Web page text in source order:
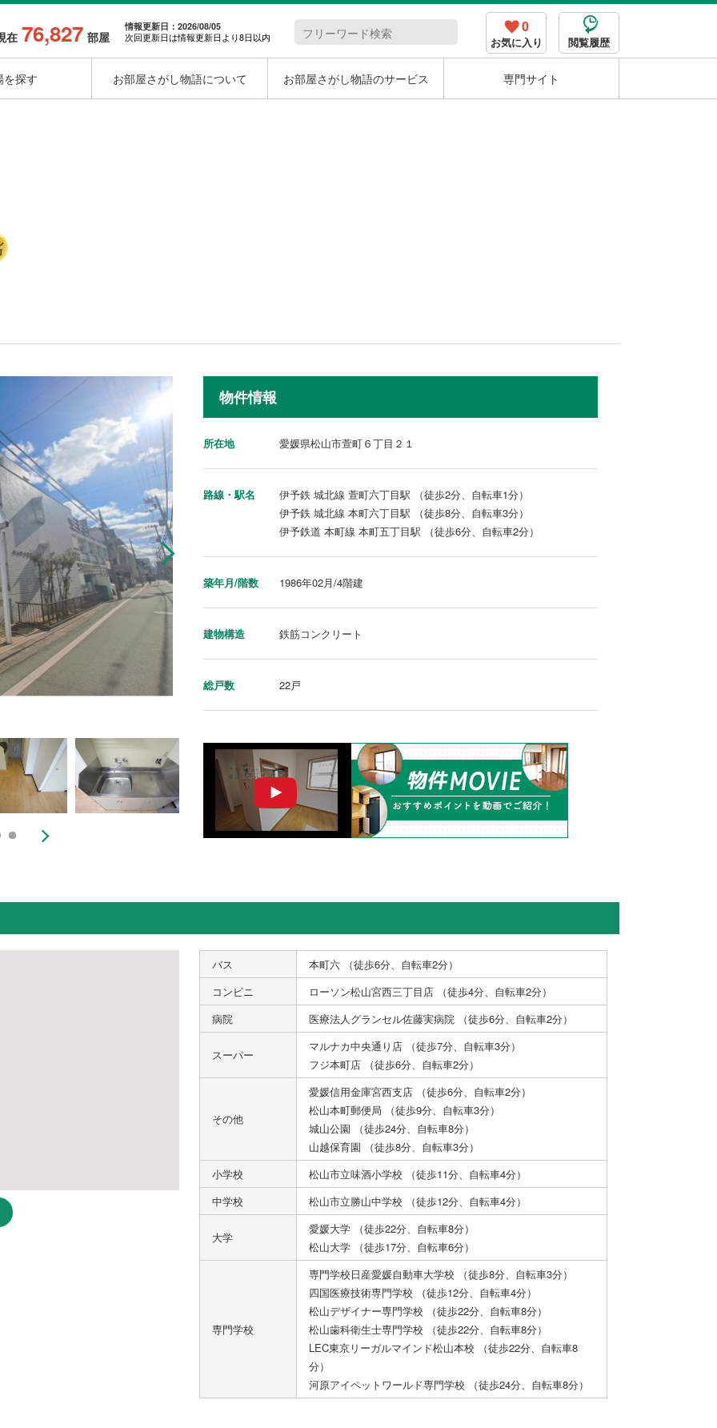
在 76,827 部屋
情報更新日：2026/08/05
次回更新日は情報更新日より8日以内
0
お気に入り 閲覧履歴
を探す お部屋さがし物語について お部屋さがし物語のサービス 専門サイト
物件情報
所在地 愛媛県松山市萱町６丁目２１
路線・駅名
伊予鉄 城北線 萱町六丁目駅 （徒歩2分、自転車1分）
伊予鉄 城北線 本町六丁目駅 （徒歩8分、自転車3分）
伊予鉄道 本町線 本町五丁目駅 （徒歩6分、自転車2分）
築年月/階数 1986年02月/4階建
建物構造 鉄筋コンクリート
総戸数 22戸
バス
本町六 （徒歩6分、自転車2分）
コンビニ
ローソン松山宮西三丁目店 （徒歩4分、自転車2分）
病院
医療法人グランセル佐藤実病院 （徒歩6分、自転車2分）
スーパー
マルナカ中央通り店 （徒歩7分、自転車3分）
フジ本町店 （徒歩6分、自転車2分）
その他
愛媛信用金庫宮西支店 （徒歩6分、自転車2分）
松山本町郵便局 （徒歩9分、自転車3分）
城山公園 （徒歩24分、自転車8分）
山越保育園 （徒歩8分、自転車3分）
小学校
松山市立味酒小学校 （徒歩11分、自転車4分）
中学校
松山市立勝山中学校 （徒歩12分、自転車4分）
大学
愛媛大学 （徒歩22分、自転車8分）
松山大学 （徒歩17分、自転車6分）
専門学校
専門学校日産愛媛自動車大学校 （徒歩8分、自転車3分）
四国医療技術専門学校 （徒歩12分、自転車4分）
松山デザイナー専門学校 （徒歩22分、自転車8分）
松山歯科衛生士専門学校 （徒歩22分、自転車8分）
LEC東京リーガルマインド松山本校 （徒歩22分、自転車8
分）
河原アイペットワールド専門学校 （徒歩24分、自転車8分）